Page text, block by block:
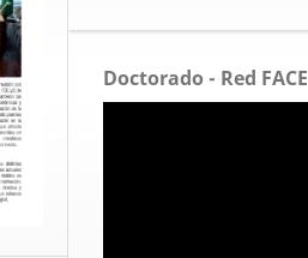
Doctorado - Red FACE